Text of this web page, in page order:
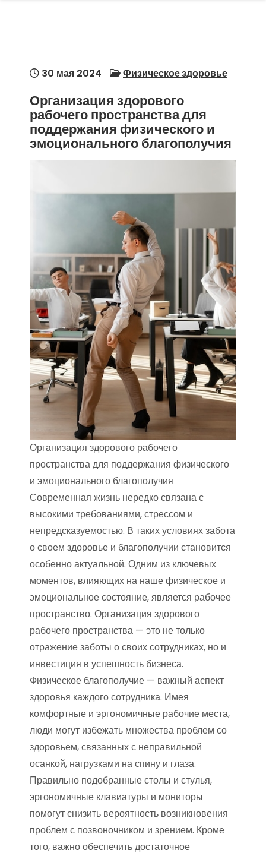
30 мая 2024 Физическое здоровье
Организация здорового
рабочего пространства для
поддержания физического и
эмоционального благополучия
Организация здорового рабочего
пространства для поддержания физического
и эмоционального благополучия
Современная жизнь нередко связана с
высокими требованиями, стрессом и
непредсказуемостью. В таких условиях забота
о своем здоровье и благополучии становится
особенно актуальной. Одним из ключевых
моментов, влияющих на наше физическое и
эмоциональное состояние, является рабочее
пространство. Организация здорового
рабочего пространства — это не только
отражение заботы о своих сотрудниках, но и
инвестиция в успешность бизнеса.
Физическое благополучие — важный аспект
здоровья каждого сотрудника. Имея
комфортные и эргономичные рабочие места,
люди могут избежать множества проблем со
здоровьем, связанных с неправильной
осанкой, нагрузками на спину и глаза.
Правильно подобранные столы и стулья,
эргономичные клавиатуры и мониторы
помогут снизить вероятность возникновения
проблем с позвоночником и зрением. Кроме
того, важно обеспечить достаточное